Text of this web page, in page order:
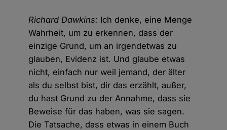
Richard Dawkins: Ich denke, eine Menge
Wahrheit, um zu erkennen, dass der
einzige Grund, um an irgendetwas zu
glauben, Evidenz ist. Und glaube etwas
nicht, einfach nur weil jemand, der älter
als du selbst bist, dir das erzählt, außer,
du hast Grund zu der Annahme, dass sie
Beweise für das haben, was sie sagen.
Die Tatsache, dass etwas in einem Buch